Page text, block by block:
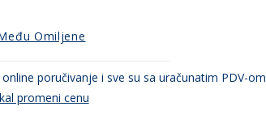
Omiljene
poručivanje i sve su sa uračunatim PDV-om
promeni cenu